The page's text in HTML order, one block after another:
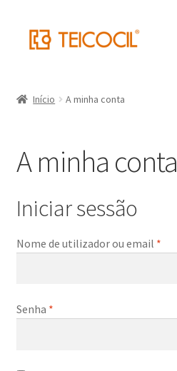
Início A minha conta
A minha conta
Iniciar sessão
Nome de utilizador ou email *
Senha *